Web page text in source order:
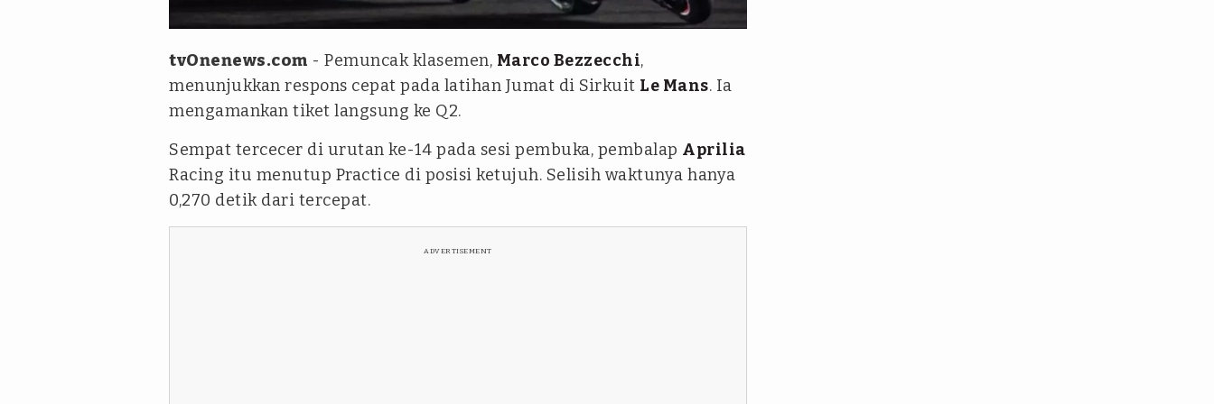
Aprilia Racing
tvOnenews.com - Pemuncak klasemen, Marco Bezzecchi,
menunjukkan respons cepat pada latihan Jumat di Sirkuit Le Mans. Ia
mengamankan tiket langsung ke Q2.
Sempat tercecer di urutan ke-14 pada sesi pembuka, pembalap Aprilia
Racing itu menutup Practice di posisi ketujuh. Selisih waktunya hanya
0,270 detik dari tercepat.
ADVERTISEMENT